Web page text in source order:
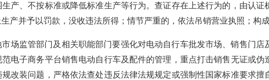
产、不按标准或降低标准生产等行为。查证存在上述行为的，由认证
产并予以罚款，没收违法所得；情节严重的，依法吊销营业执照；构
市场监管部门及相关职能部门要强化对电动自行车批发市场、销售门
电子商务平台销售电动自行车及配件的管理，重点打击销售无证或
改装问题，严格依法查处违反法律法规规定或强制性国家标准要求